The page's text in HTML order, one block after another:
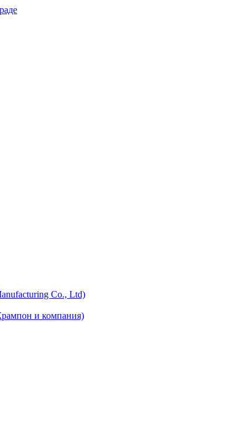
Co., Ltd)
и компания)